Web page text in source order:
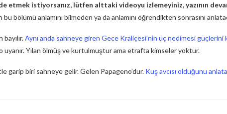
etmek istiyorsanız, lütfen alttaki videoyu izlemeyiniz, yazının
bölümü anlamını bilmeden ya da anlamını öğrendikten sonrasını
Aynı anda sahneye giren Gece Kraliçesi’nin üç nedimesi güçlerini
uyanır. Yılan ölmüş ve kurtulmuştur ama etrafta kimseler yoktur.
garip biri sahneye gelir. Gelen Papageno’dur. Kuş avcısı olduğunu